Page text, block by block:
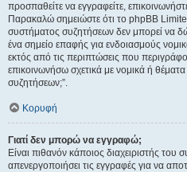
προσπαθείτε να εγγραφείτε,
Παρακαλώ σημειώστε ότι το phpBB
συστήματος συζητήσεων δεν μπορεί να
ένα σημείο επαφής για ενδοιασμούς
εκτός από τις περιπτώσεις που
επικοινωνήσω σχετικά με νομικά ή
συζητήσεων;”.
Κορυφή
Γιατί δεν μπορώ να εγγραφώ;
Είναι πιθανόν κάποιος διαχειριστής του
απενεργοποιήσει τις εγγραφές για να